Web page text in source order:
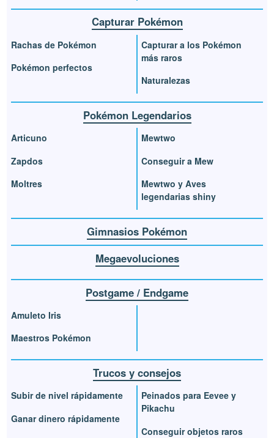
Capturar Pokémon
Rachas de Pokémon
Pokémon perfectos
Capturar a los Pokémon
más raros
Naturalezas
Pokémon Legendarios
Articuno
Zapdos
Moltres
Mewtwo
Conseguir a Mew
Mewtwo y Aves
legendarias shiny
Gimnasios Pokémon
Megaevoluciones
Postgame / Endgame
Amuleto Iris
Maestros Pokémon
Trucos y consejos
Subir de nivel rápidamente
Ganar dinero rápidamente
Peinados para Eevee y
Pikachu
Conseguir objetos raros